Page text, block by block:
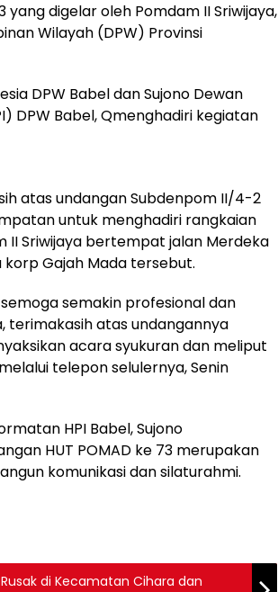
yang digelar oleh Pomdam II Sriwijaya,
Wilayah (DPW) Provinsi
DPW Babel dan Sujono Dewan
DPW Babel, Qmenghadiri kegiatan
atas undangan Subdenpom II/4-2
untuk menghadiri rangkaian
II Sriwijaya bertempat jalan Merdeka
Gajah Mada tersebut.
semakin profesional dan
terimakasih atas undangannya
acara syukuran dan meliput
telepon selulernya, Senin
HPI Babel, Sujono
HUT POMAD ke 73 merupakan
komunikasi dan silaturahmi.
di Kecamatan Cihara dan